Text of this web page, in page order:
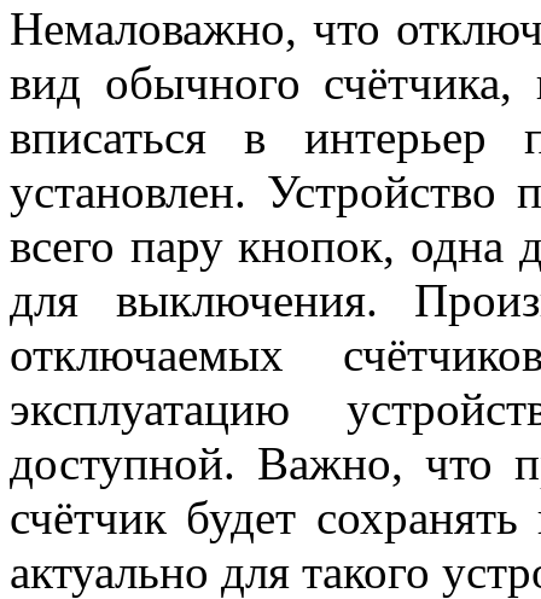
Немаловажно, что
вид обычного
вписаться в интерьер
установлен. Устройство
всего пару кнопок, одна
для выключения.
отключаемых
эксплуатацию
доступной. Важно, что
счётчик будет
актуально для такого